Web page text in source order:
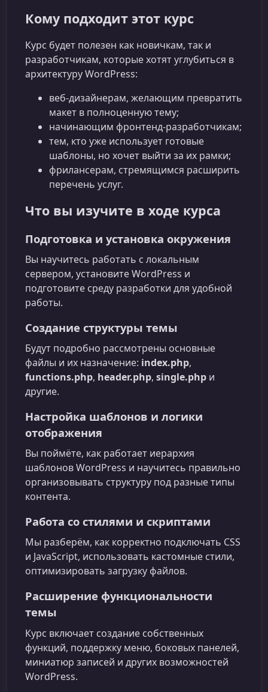
Кому подходит этот курс
Курс будет полезен как новичкам, так и
разработчикам, которые хотят углубиться в
архитектуру WordPress:
веб‑дизайнерам, желающим превратить
макет в полноценную тему;
начинающим фронтенд‑разработчикам;
тем, кто уже использует готовые
шаблоны, но хочет выйти за их рамки;
фрилансерам, стремящимся расширить
перечень услуг.
Что вы изучите в ходе курса
Подготовка и установка окружения
Вы научитесь работать с локальным
сервером, установите WordPress и
подготовите среду разработки для удобной
работы.
Создание структуры темы
Будут подробно рассмотрены основные
файлы и их назначение: index.php,
functions.php, header.php, single.php и
другие.
Настройка шаблонов и логики
отображения
Вы поймёте, как работает иерархия
шаблонов WordPress и научитесь правильно
организовывать структуру под разные типы
контента.
Работа со стилями и скриптами
Мы разберём, как корректно подключать CSS
и JavaScript, использовать кастомные стили,
оптимизировать загрузку файлов.
Расширение функциональности
темы
Курс включает создание собственных
функций, поддержку меню, боковых панелей,
миниатюр записей и других возможностей
WordPress.